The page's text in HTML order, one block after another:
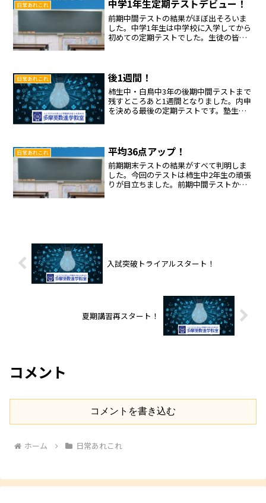
日常あれこれ 中学1年生定期テストデビュー！
前期中間テストの結果がほぼ出そろいま
した。中学1年生は中学校に入学してから
初めての定期テストでした。生徒の皆さ
トの対策も始まります。...
日常あれこれ 後1週間！
柿生中・白鳥中3年の後期中間テストまで
残すところあと1週間となりました。内申
を決める最後の定期テストです。塾生は
日常あれこれ 平均36点アップ！
前期期末テストの結果がすべて判明しま
した。今回のテストは柿生中2年生の頑張
りが目立ちました。前期中間テストから5
入試突破トライアルスタート！
夏期講習再スタート！
コメント
コメントを書き込む
ホーム 日常あれこれ